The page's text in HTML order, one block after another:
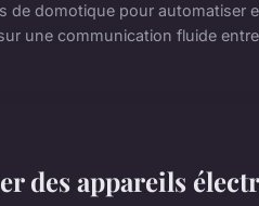
de domotique pour automatiser
une communication fluide
des appareils